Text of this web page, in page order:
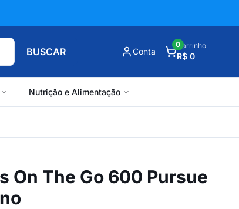
BUSCAR Conta
Carrinho
R$ 0
0
Nutrição e Alimentação
On The Go 600 Pursue